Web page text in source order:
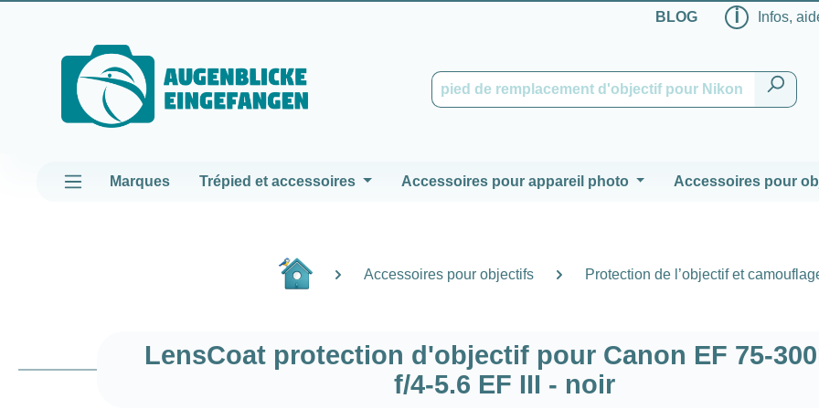
BLOG ℹ Infos,
Marques Trépied et accessoires Accessoires pour appareil photo Accessoires pour
Accessoires pour objectifs Protection de l’objectif et
LensCoat protection d'objectif pour Canon EF 75-
f/4-5.6 EF III - noir